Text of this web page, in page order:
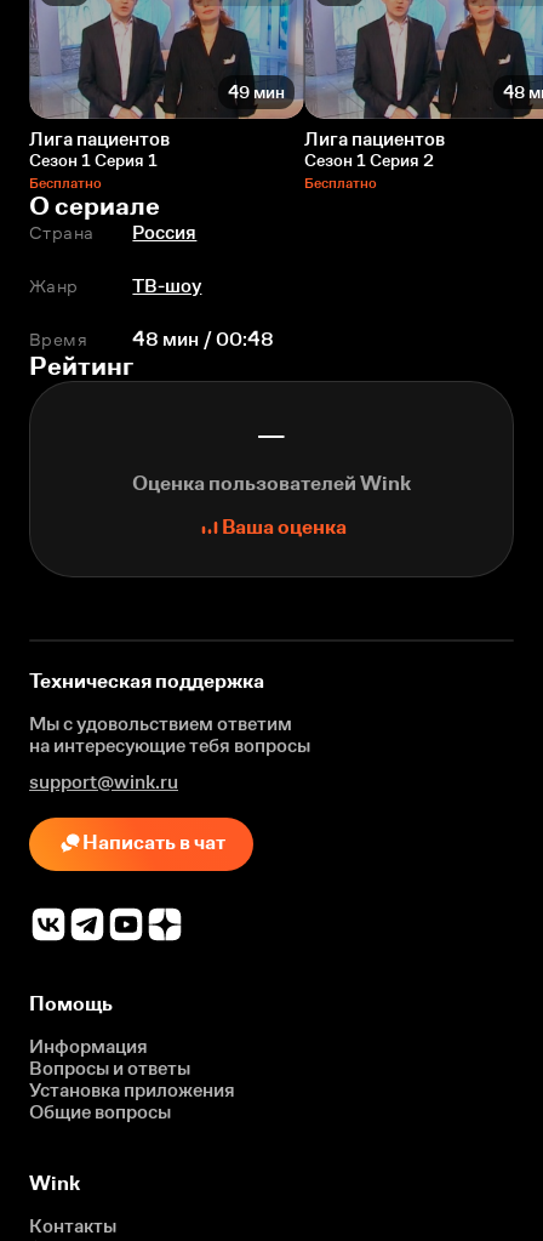
49 мин
Лига пациентов
Сезон 1 Серия 1
Бесплатно
48
Лига пациентов
Сезон 1 Серия 2
Бесплатно
О сериале
Страна Россия
Жанр ТВ-шоу
Время 48 мин / 00:48
Рейтинг
—
Оценка пользователей Wink
Ваша оценка
Техническая поддержка
Мы с удовольствием ответим
на интересующиетебя вопросы
support@wink.ru
Написать в чат
Помощь
Информация
Вопросы и ответы
Установка приложения
Общие вопросы
Wink
Контакты